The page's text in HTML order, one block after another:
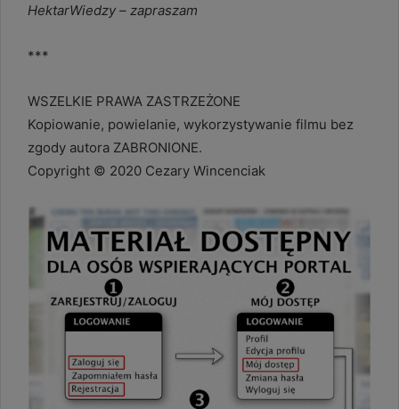
HektarWiedzy – zapraszam
***
WSZELKIE PRAWA ZASTRZEŻONE
Kopiowanie, powielanie, wykorzystywanie filmu bez
zgody autora ZABRONIONE.
Copyright © 2020 Cezary Wincenciak